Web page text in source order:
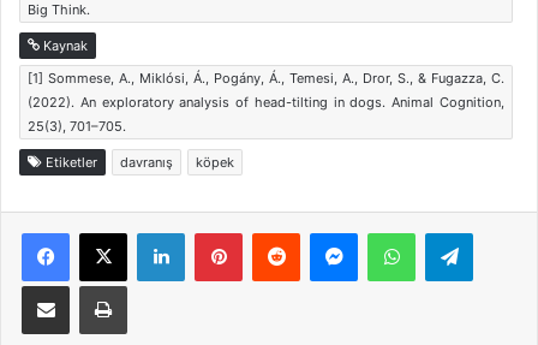
Big Think.
Kaynak
[1] Sommese, A., Miklósi, Á., Pogány, Á., Temesi, A., Dror, S., & Fugazza, C.
(2022). An exploratory analysis of head-tilting in dogs. Animal Cognition,
25(3), 701–705.
Etiketler davranış köpek
Facebook
X LinkedInPinterestReddit MessengerWhatsApp
E-Posta ile paylaş Yazdır